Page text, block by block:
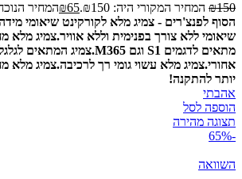
₪150 המחיר המקורי היה: ₪150. ₪65
המחיר הנוכחי
הסוף לפנצ'רים - צמיג מלא לקורקינט שיאומי מידה
שיאומי ללא צורך בפנימית וללא אוויר.צמיג מלא
מתאים לדגמים S1 וגם M365.
צמיג המתאים
אחורי.צמיג מלא עשוי גומי רך לרכיבה.צמיג מלא
יותר להתקנה!
אהבתי
הוספה לסל
תצוגה מהירה
-65%
השוואה